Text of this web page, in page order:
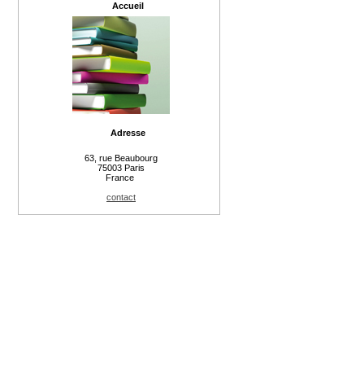
Accueil
Adresse
63, rue Beaubourg
75003 Paris
France
contact